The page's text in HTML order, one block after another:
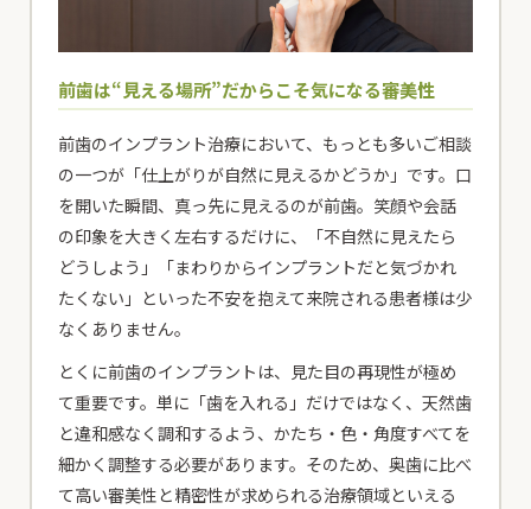
前歯は“見える場所”だからこそ気になる審美性
前歯のインプラント治療において、もっとも多いご相談
の一つが「仕上がりが自然に見えるかどうか」です。口
を開いた瞬間、真っ先に見えるのが前歯。笑顔や会話
の印象を大きく左右するだけに、「不自然に見えたら
どうしよう」「まわりからインプラントだと気づかれ
たくない」といった不安を抱えて来院される患者様は少
なくありません。
とくに前歯のインプラントは、見た目の再現性が極め
て重要です。単に「歯を入れる」だけではなく、天然歯
と違和感なく調和するよう、かたち・色・角度すべてを
細かく調整する必要があります。そのため、奥歯に比べ
て高い審美性と精密性が求められる治療領域といえる